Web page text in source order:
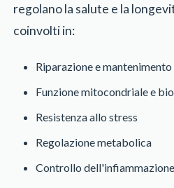
regolano la salute e la
coinvolti in:
Riparazione e
Funzione mitocondriale e
Resistenza allo stress
Regolazione metabolica
Controllo dell'infiammazione